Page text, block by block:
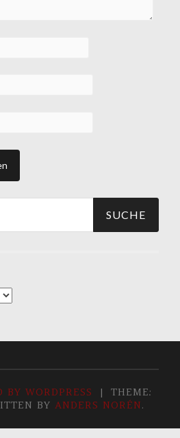
BY WORDPRESS |
THEME:
BYANDERS NORÉN.